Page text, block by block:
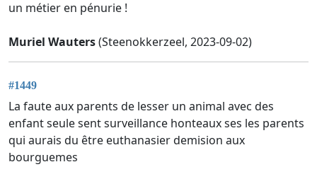
un métier en pénurie !
Muriel Wauters(Steenokkerzeel, 2023-09-02)
#1449
La faute aux parents de lesser un animal avec des
enfant seule sent surveillance honteaux ses les parents
qui aurais du être euthanasier demision aux
bourguemes